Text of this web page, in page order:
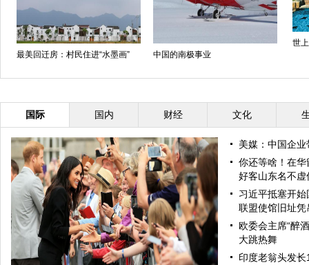
最美回迁房：村民住进“水墨画” 中国的南极事业
世
国际 国内 财经 文化
美媒：中国企
你还等啥！在
好客山东名不虚
习近平抵塞开
联盟使馆旧址凭
欧委会主席“醉
大跳热舞
印度老翁头发